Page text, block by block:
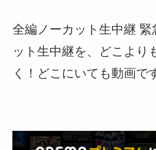
全編ノーカット生中継
ット生中継を、どこより
く！どこにいても動画で